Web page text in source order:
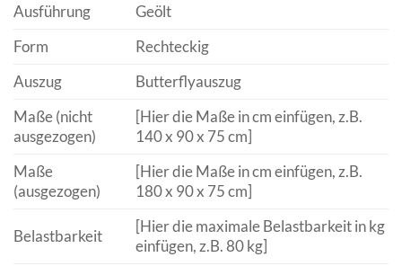
Ausführung
Geölt
Form
Rechteckig
Auszug
Butterflyauszug
Maße (nicht
ausgezogen)
[Hier die Maße in cm einfügen, z.B.
140 x 90 x 75 cm]
Maße
(ausgezogen)
[Hier die Maße in cm einfügen, z.B.
180 x 90 x 75 cm]
Belastbarkeit
[Hier die maximale Belastbarkeit in kg
einfügen, z.B. 80 kg]